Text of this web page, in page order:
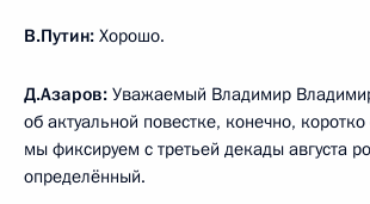
В.Путин: Хорошо.
Д.Азаров: Уважаемый Владимир
об актуальной повестке, конечно,
мы фиксируем с третьей декады августа
определённый.